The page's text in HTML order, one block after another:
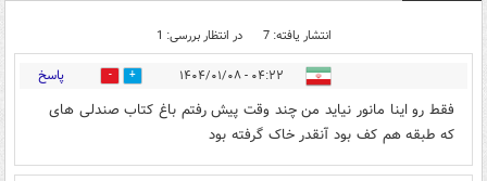
انتشار یافته: 7 در انتظار بررسی: 1
۰۴:۲۲ - ۱۴۰۴/۰۱/۰۸ 2 پاسخ
فقط رو اینا مانور نیاید من چند وقت پیش رفتم باغ کتاب صندلی های
که طبقه هم کف بود آنقدر خاک گرفته بود